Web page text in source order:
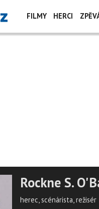
FILMY HERCI
Rockne S.
herec, scénárista, režisér